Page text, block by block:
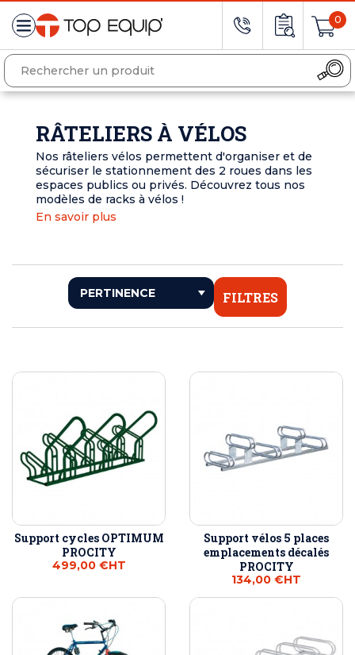
0
RÂTELIERS À VÉLOS
Nos râteliers vélos permettent d'organiser et de
sécuriser le stationnement des 2 roues dans les
espaces publics ou privés. Découvrez tous nos
modèles de racks à vélos !
En savoir plus
FILTRES
Support cycles OPTIMUM
PROCITY
499,00 €HT
Support vélos 5 places
emplacements décalés
PROCITY
134,00 €HT